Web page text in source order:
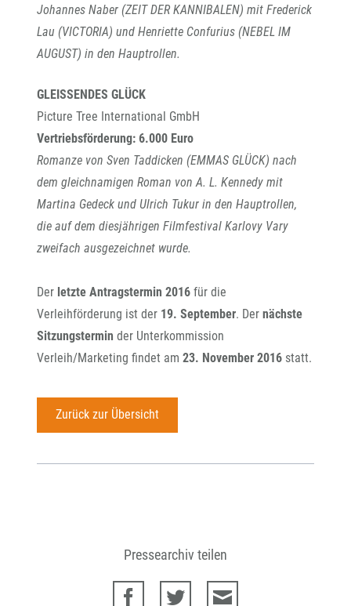
Johannes Naber (ZEIT DER KANNIBALEN) mit Frederick
Lau (VICTORIA) und Henriette Confurius (NEBEL IM
AUGUST) in den Hauptrollen.
GLEISSENDES GLÜCK
Picture Tree International GmbH
Vertriebsförderung: 6.000 Euro
Romanze von Sven Taddicken (EMMAS GLÜCK) nach
dem gleichnamigen Roman von A. L. Kennedy mit
Martina Gedeck und Ulrich Tukur in den Hauptrollen,
die auf dem diesjährigen Filmfestival Karlovy Vary
zweifach ausgezeichnet wurde.
Der letzte Antragstermin 2016 für die
Verleihförderung ist der 19. September. Der nächste
Sitzungstermin der Unterkommission
Verleih/Marketing findet am 23. November 2016 statt.
Zurück zur Übersicht
Pressearchiv teilen